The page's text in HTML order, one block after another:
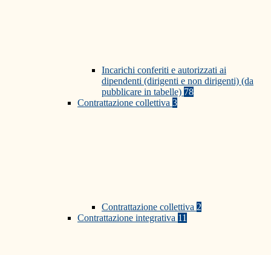
Incarichi conferiti e autorizzati ai
dipendenti (dirigenti e non dirigenti) (da
pubblicare in tabelle) 78
Contrattazione collettiva 3
Contrattazione collettiva 2
Contrattazione integrativa 11